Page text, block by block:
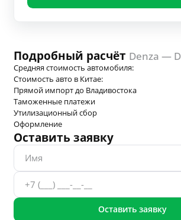
Подробный расчёт Denza —
Средняя стоимость автомобиля:
Стоимость авто в Китае:
Прямой импорт до Владивостока
Таможенные платежи
Утилизационный сбор
Оформление
Оставить заявку
Оставить заявку